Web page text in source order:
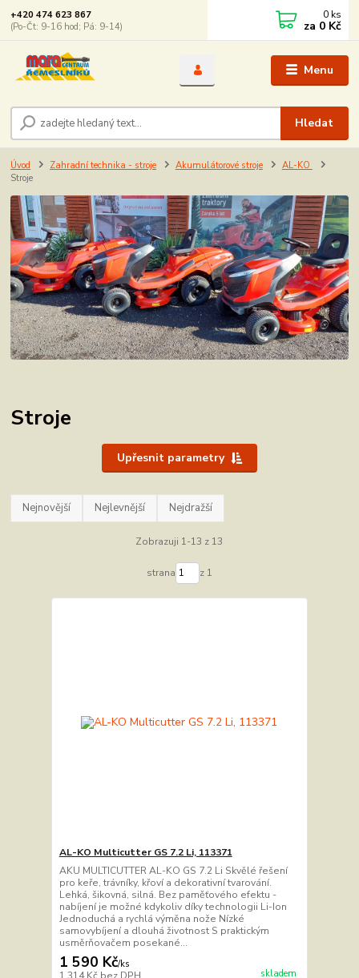
Menu
Hledat
+420 474 623 867
(Po-Čt: 9-16 hod; Pá: 9-14)
0 ks
za 0 Kč
Úvod Zahradní technika - stroje Akumulátorové stroje
AL-KO
Stroje
Stroje
Upřesnit parametry
Nejnovější Nejlevnější Nejdražší
Zobrazuji 1-13 z 13
strana z 1
AL-KO Multicutter GS 7.2 Li, 113371
AKU MULTICUTTER AL-KO GS 7.2 Li Skvělé řešení
pro keře, trávníky, křoví a dekorativní tvarování.
Lehká, šikovná, silná. Bez paměťového efektu -
nabíjení je možné kdykoliv díky technologii Li-Ion
Jednoduchá a rychlá výměna nože Nízké
samovybíjení a dlouhá životnost S praktickým
usměrňovačem posekané...
1 590 Kč/ks
skladem